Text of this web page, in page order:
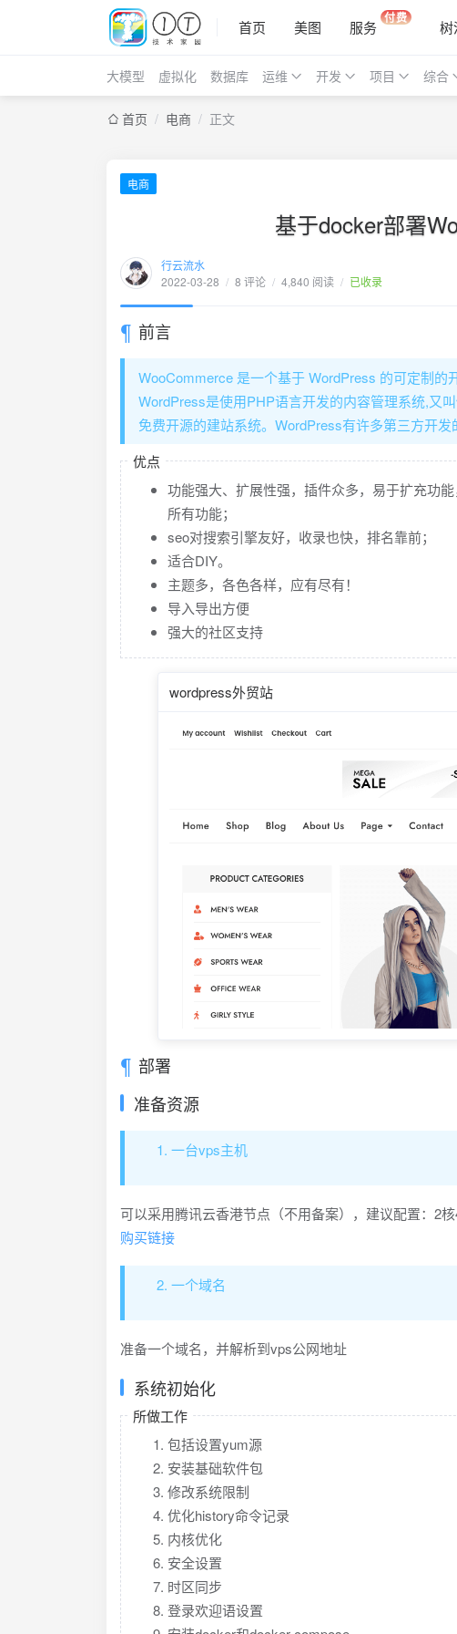
首页 美图 服务 付费 树
大模型 虚拟化 数据库 运维 开发 项目 综合
首页 / 电商 / 正文
电商
基于docker部署
行云流水
2022-03-28 / 8 评论 / 4,840 阅读 / 已收录
前言
WooCommerce 是一个基于 WordPress 的可定制的
WordPress是使用PHP语言开发的内容管理系统,又
免费开源的建站系统。WordPress有许多第三方开发
优点
功能强大、扩展性强，插件众多，易于扩充功
所有功能；
seo对搜索引擎友好，收录也快，排名靠前；
适合DIY。
主题多，各色各样，应有尽有！
导入导出方便
强大的社区支持
wordpress外贸站
部署
准备资源
一台vps主机
可以采用腾讯云香港节点（不用备案），建议配置：2
购买链接
一个域名
准备一个域名，并解析到vps公网地址
系统初始化
所做工作
包括设置yum源
安装基础软件包
修改系统限制
优化history命令记录
内核优化
安全设置
时区同步
登录欢迎语设置